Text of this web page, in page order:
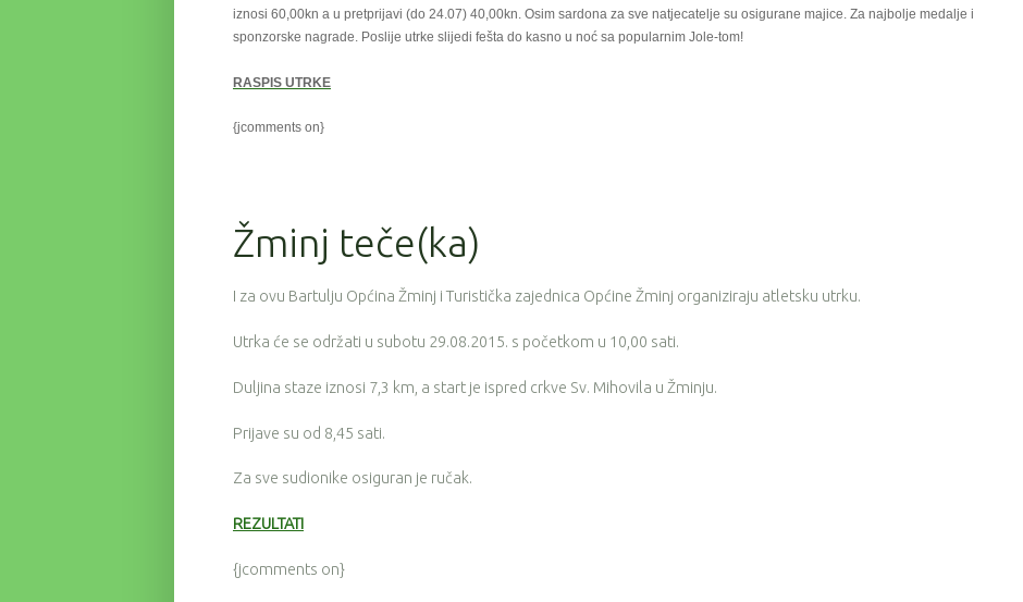
iznosi 60,00kn a u pretprijavi (do 24.07) 40,00kn. Osim sardona za sve natjecatelje su osigurane majice. Za najbolje medalje i
sponzorske nagrade. Poslije utrke slijedi fešta do kasno u noć sa popularnim Jole-tom!
RASPIS UTRKE
{jcomments on}
Žminj teče(ka)
I za ovu Bartulju Općina Žminj i Turistička zajednica Općine Žminj organiziraju atletsku utrku.
Utrka će se održati u subotu 29.08.2015. s početkom u 10,00 sati.
Duljina staze iznosi 7,3 km, a start je ispred crkve Sv. Mihovila u Žminju.
Prijave su od 8,45 sati.
Za sve sudionike osiguran je ručak.
REZULTATI
{jcomments on}